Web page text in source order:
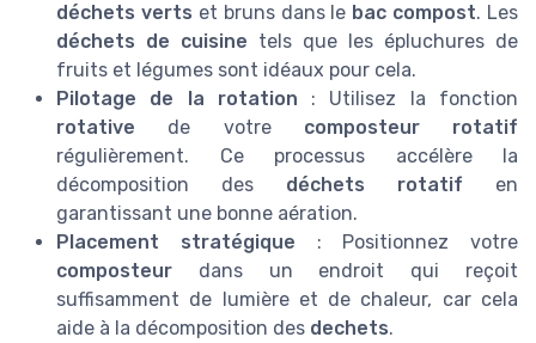
déchets verts et bruns dans le bac compost. Les
déchets de cuisine tels que les épluchures de
fruits et légumes sont idéaux pour cela.
Pilotage de la rotation : Utilisez la fonction
rotative de votre composteur rotatif
régulièrement. Ce processus accélère la
décomposition des déchets rotatif en
garantissant une bonne aération.
Placement stratégique : Positionnez votre
composteur dans un endroit qui reçoit
suffisamment de lumière et de chaleur, car cela
aide à la décomposition des dechets.